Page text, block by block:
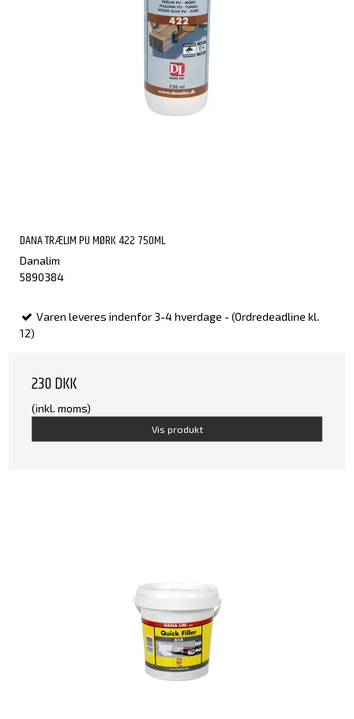
DANA TRÆLIM PU MØRK 422 750ML
Danalim
5890384
Varen leveres indenfor 3-4 hverdage - (Ordredeadline kl.
12)
230 DKK
(inkl. moms)
Vis produkt